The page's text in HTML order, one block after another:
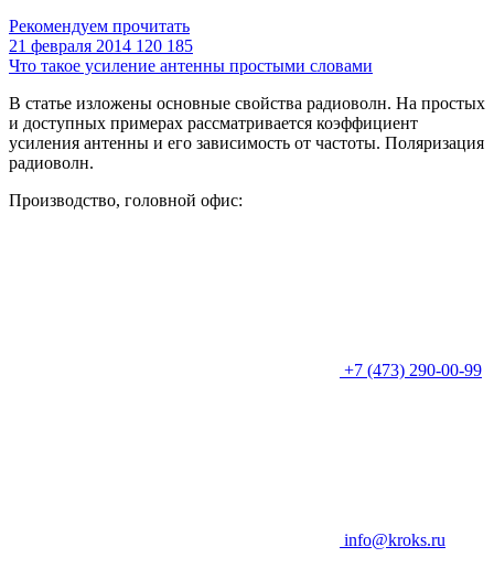
Рекомендуем прочитать
21 февраля 2014 120 185
Что такое усиление антенны простыми словами
В статье изложены основные свойства радиоволн. На простых
и доступных примерах рассматривается коэффициент
усиления антенны и его зависимость от частоты. Поляризация
радиоволн.
Производство, головной офис:
+7 (473) 290-00-99
info@kroks.ru